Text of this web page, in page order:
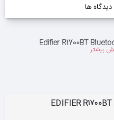
دیدگاه ها
نظرات برای اسپیکر ادیفایر مشکی EDIFIER R1700BT